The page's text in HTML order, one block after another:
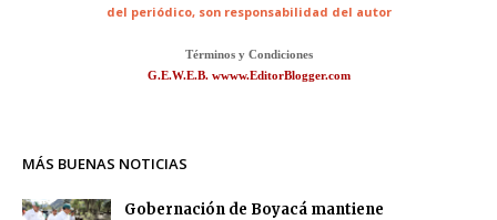
del periódico, son responsabilidad del autor
Términos y Condiciones
G.E.W.E.B. wwww.EditorBlogger.com
MÁS BUENAS NOTICIAS
Gobernación de Boyacá mantiene